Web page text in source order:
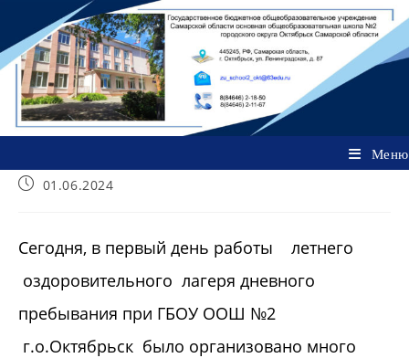
содержимому
Меню
Запись01.06.2024
​Сегодня, в первый день работы летнего
оздоровительного лагеря дневного
пребывания при ГБОУ ООШ №2
г.о.Октябрьск было организовано много